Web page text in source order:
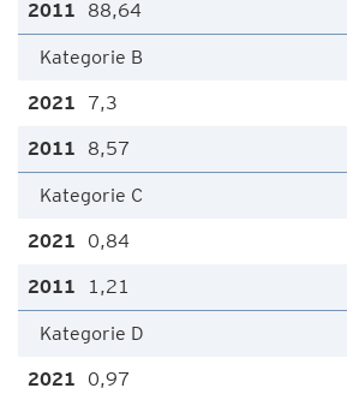
88,64
Kategorie B
7,3
8,57
Kategorie C
0,84
1,21
Kategorie D
0,97